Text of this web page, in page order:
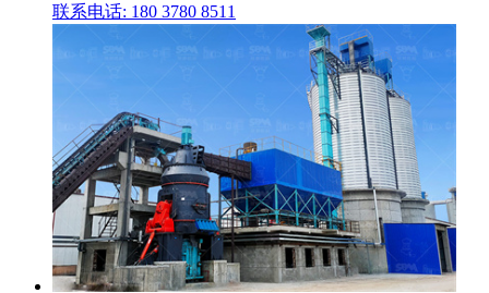
联系电话: 180 3780 8511